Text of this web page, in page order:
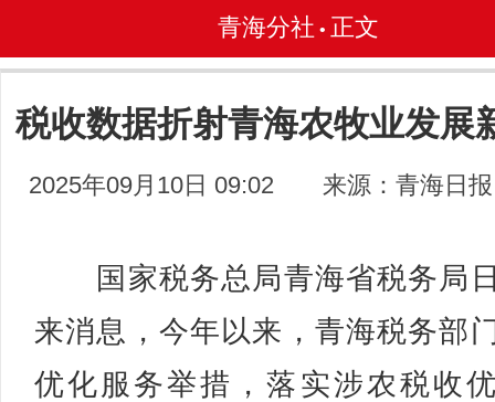
青海分社 • 正文
税收数据折射青海农牧业发展
2025年09月10日 09:02 来源：青海日报
国家税务总局青海省税务局
来消息，今年以来，青海税务部
优化服务举措，落实涉农税收